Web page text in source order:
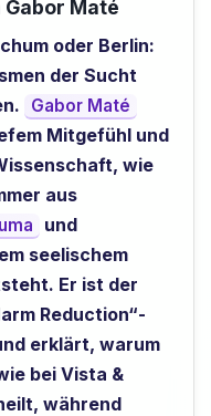
Maté
oder Berlin:
der Sucht
Gabor Maté
Mitgefühl und
wie
aus
und
seelischem
Er ist der
Reduction“-
erklärt, warum
bei Vista &
während